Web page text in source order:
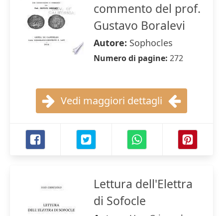
commento del prof.
Gustavo Boralevi
Autore: Sophocles
Numero di pagine: 272
Vedi maggiori dettagli
Lettura dell'Elettra
di Sofocle